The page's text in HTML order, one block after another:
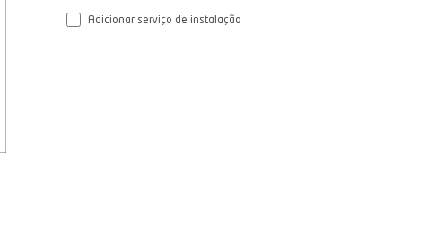
Adicionar serviço de instalação